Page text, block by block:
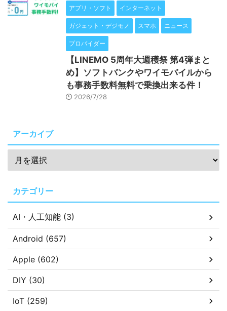
アプリ・ソフト インターネット
ガジェット・デジモノ スマホ ニュース
プロバイダー
【LINEMO 5周年大週穫祭 第4弾まと
め】ソフトバンクやワイモバイルから
も事務手数料無料で乗換出来る件！
2026/7/28
アーカイブ
カテゴリー
AI・人工知能 (3)
Android (657)
Apple (602)
DIY (30)
IoT (259)